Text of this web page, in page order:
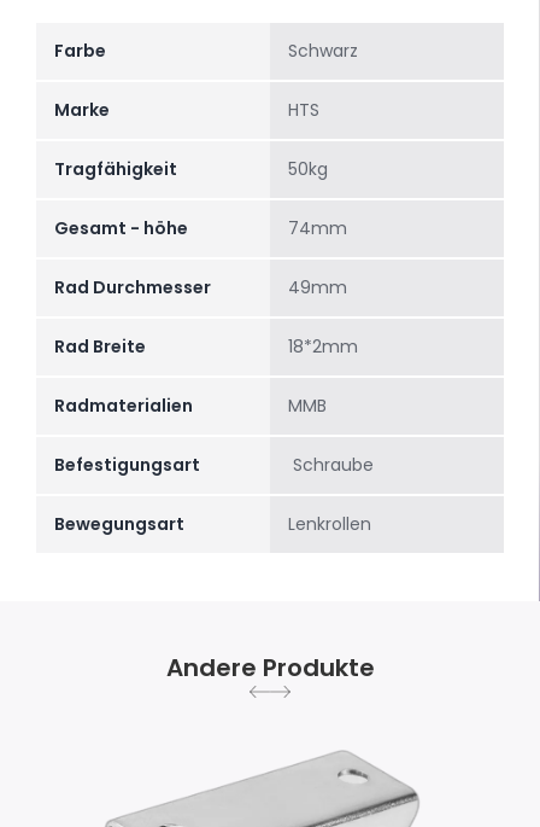
Farbe Schwarz
Marke HTS
Tragfähigkeit 50kg
Gesamt - höhe 74mm
Rad Durchmesser 49mm
Rad Breite 18*2mm
Radmaterialien MMB
Befestigungsart Schraube
Bewegungsart Lenkrollen
Andere Produkte